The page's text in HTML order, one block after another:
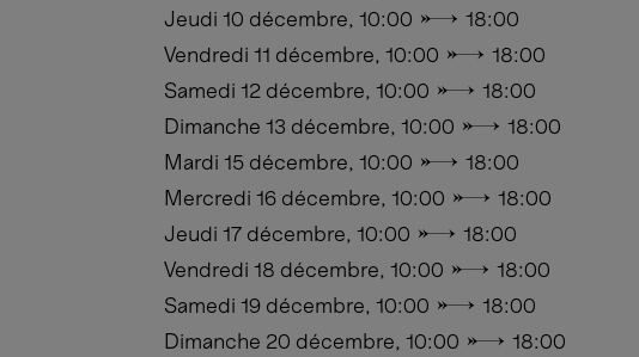
Jeudi 10 décembre, 10:00 → 18:00
Vendredi 11 décembre, 10:00 → 18:00
Samedi 12 décembre, 10:00 → 18:00
Dimanche 13 décembre, 10:00 → 18:00
Mardi 15 décembre, 10:00 → 18:00
Mercredi 16 décembre, 10:00 → 18:00
Jeudi 17 décembre, 10:00 → 18:00
Vendredi 18 décembre, 10:00 → 18:00
Samedi 19 décembre, 10:00 → 18:00
Dimanche 20 décembre, 10:00 → 18:00